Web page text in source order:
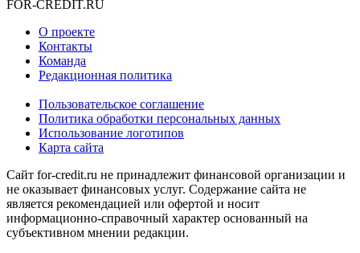
FOR-CREDIT.RU
О проекте
Контакты
Команда
Редакционная политика
Пользовательское соглашение
Политика обработки персональных данных
Использование логотипов
Карта сайта
Сайт for-credit.ru не принадлежит финансовой организации и
не оказывает финансовых услуг. Содержание сайта не
является рекомендацией или офертой и носит
информационно-справочный характер основанный на
субъективном мнении редакции.